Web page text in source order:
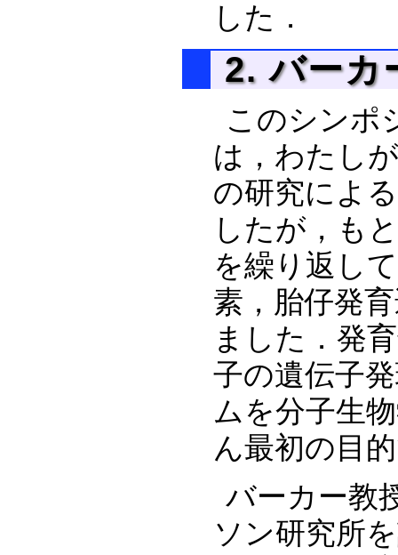
した．
2. バーカ
このシンポ
は，わたし
の研究によ
したが，も
を繰り返し
素，胎仔発
ました．発
子の遺伝子
ムを分子生
ん最初の目
バーカー教
ソン研究所